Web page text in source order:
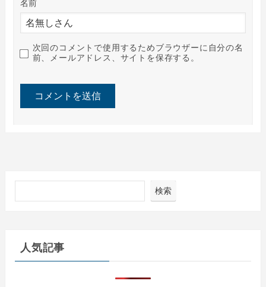
名前
次回のコメントで使用するためブラウザーに自分の名
前、メールアドレス、サイトを保存する。
検索
人気記事